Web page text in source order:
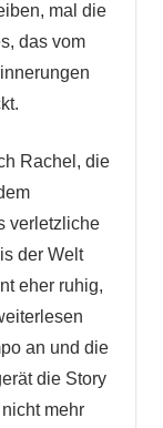
mal die
das vom
Rachel, die
verletzliche
der Welt
eher ruhig,
an und die
die Story
mehr